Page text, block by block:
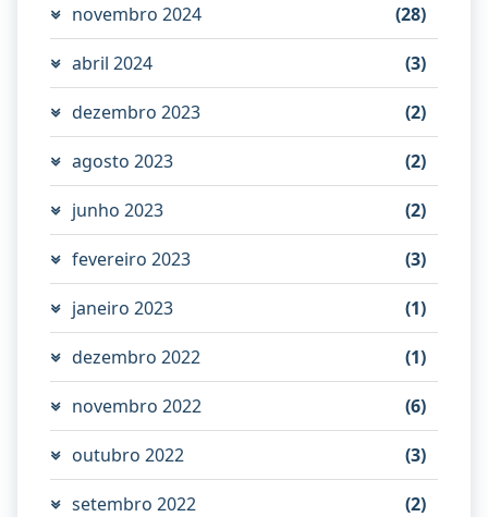
novembro 2024 (28)
abril 2024 (3)
dezembro 2023 (2)
agosto 2023 (2)
junho 2023 (2)
fevereiro 2023 (3)
janeiro 2023 (1)
dezembro 2022 (1)
novembro 2022 (6)
outubro 2022 (3)
setembro 2022 (2)